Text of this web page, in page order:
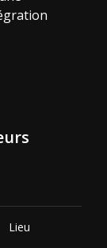
Lieu